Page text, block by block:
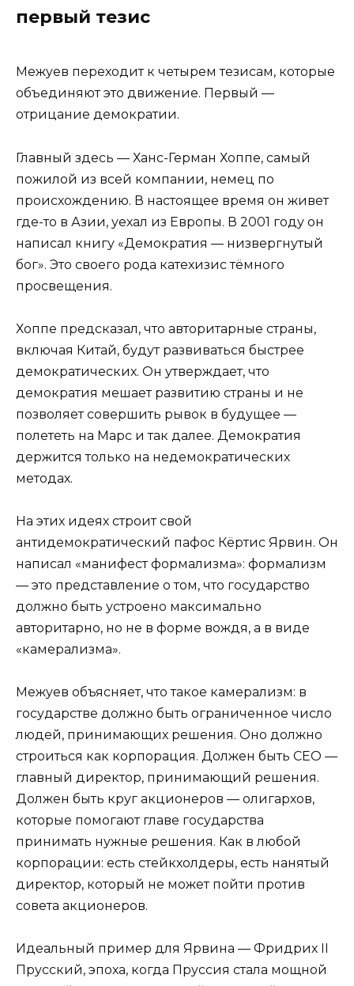
первый тезис
Межуев переходит к четырем тезисам, которые
объединяют это движение. Первый —
отрицание демократии.
Главный здесь — Ханс-Герман Хоппе, самый
пожилой из всей компании, немец по
происхождению. В настоящее время он живет
где-то в Азии, уехал из Европы. В 2001 году он
написал книгу «Демократия — низвергнутый
бог». Это своего рода катехизис тёмного
просвещения.
Хоппе предсказал, что авторитарные страны,
включая Китай, будут развиваться быстрее
демократических. Он утверждает, что
демократия мешает развитию страны и не
позволяет совершить рывок в будущее —
полететь на Марс и так далее. Демократия
держится только на недемократических
методах.
На этих идеях строит свой
антидемократический пафос Кёртис Ярвин. Он
написал «манифест формализма»: формализм
— это представление о том, что государство
должно быть устроено максимально
авторитарно, но не в форме вождя, а в виде
«камерализма».
Межуев объясняет, что такое камерализм: в
государстве должно быть ограниченное число
людей, принимающих решения. Оно должно
строиться как корпорация. Должен быть СЕО —
главный директор, принимающий решения.
Должен быть круг акционеров — олигархов,
которые помогают главе государства
принимать нужные решения. Как в любой
корпорации: есть стейкхолдеры, есть нанятый
директор, который не может пойти против
совета акционеров.
Идеальный пример для Ярвина — Фридрих II
Прусский, эпоха, когда Пруссия стала мощной